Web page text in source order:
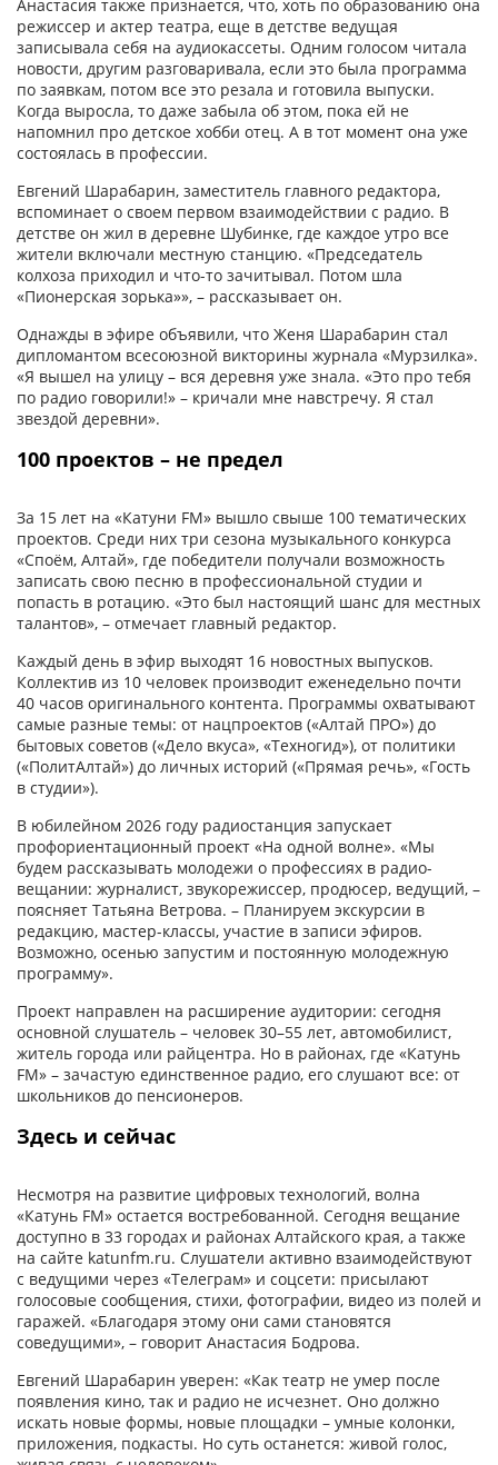
Анастасия также признается, что, хоть по образованию она
режиссер и актер театра, еще в детстве ведущая
записывала себя на аудиокассеты. Одним голосом читала
новости, другим разговаривала, если это была программа
по заявкам, потом все это резала и готовила выпуски.
Когда выросла, то даже забыла об этом, пока ей не
напомнил про детское хобби отец. А в тот момент она уже
состоялась в профессии.
Евгений Шарабарин, заместитель главного редактора,
вспоминает о своем первом взаи­модействии с радио. В
детстве он жил в деревне Шубинке, где каждое утро все
жители включали местную станцию. «Председатель
колхоза приходил и что-то зачитывал. Потом шла
«Пионерская зорька»», – рассказывает он.
Однажды в эфире объявили, что Женя Шарабарин стал
дипломантом всесоюзной викторины журнала «Мурзилка».
«Я вышел на улицу – вся деревня уже знала. «Это про тебя
по радио говорили!» – кричали мне навстречу. Я стал
звездой деревни».
100 проектов – не предел
За 15 лет на «Катуни FM» вышло свыше 100 тематических
проектов. Среди них три сезона муз­ыкального конкурса
«Споём, Алтай», где победители получали возможность
записать свою песню в профессиональной студии и
попасть в ротацию. «Это был настоящий шанс для местных
талантов», – отмечает главный редактор.
Каждый день в эфир выходят 16 новостных выпусков.
Коллектив из 10 человек производит еженедельно почти
40 часов оригинального контента. Программы охватывают
самые разные темы: от нацпроектов («Алтай ПРО») до
бытовых советов («Дело вкуса», «Техногид»), от политики
(«ПолитАлтай») до личных историй («Прямая речь», «Гость
в студии»).
В юбилейном 2026 году радио­станция запускает
профориентационный проект «На одной волне». «Мы
будем рассказывать молодежи о профессиях в радио­
вещании: журналист, звукорежиссер, продюсер, ведущий, –
поясняет Татьяна Ветрова. – Планируем экскурсии в
редакцию, мастер-классы, участие в записи эфиров.
Возможно, осенью запустим и постоянную молодежную
программу».
Проект направлен на расширение аудитории: сегодня
основной слушатель – человек 30–55 лет, автомобилист,
житель города или райцентра. Но в районах, где «Катунь
FM» – зачастую единственное радио, его слушают все: от
школьников до пенсионеров.
Здесь и сейчас
Несмотря на развитие цифровых технологий, волна
«Катунь FM» остается востребованной. Сегодня вещание
доступно в 33 городах и районах Алтайского края, а также
на сайте katunfm.ru. Слушатели активно взаимодействуют
с ведущими через «Телеграм» и соцсети: присылают
голосовые сообщения, стихи, фотографии, видео из полей и
гаражей. «Благодаря этому они сами становятся
соведущими», – говорит Анастасия Бодрова.
Евгений Шарабарин уверен: «Как театр не умер после
появления кино, так и радио не исчезнет. Оно должно
искать новые формы, новые площадки – умные колонки,
приложения, подкасты. Но суть останется: живой голос,